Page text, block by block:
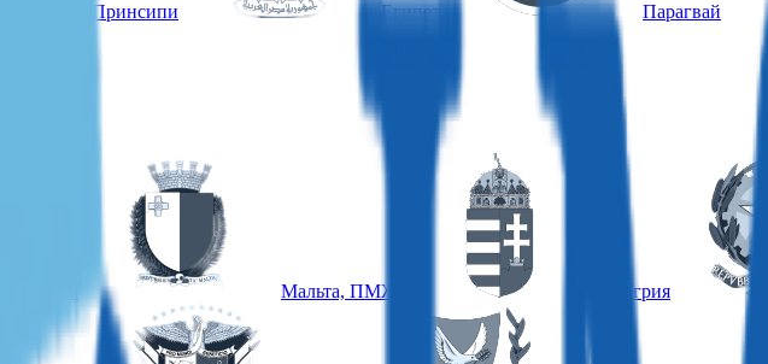
Сан-Томе и Принсипи Египет Парагвай
Мальта, ПМЖ Венгрия